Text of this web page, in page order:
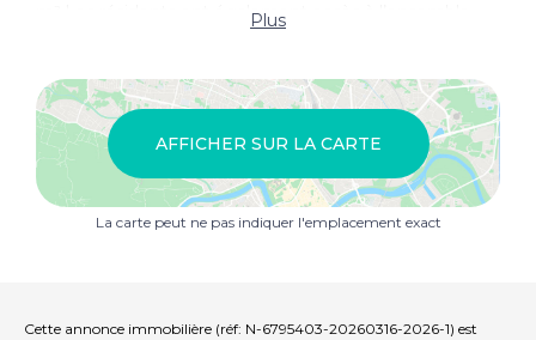
m².Les résidents ont également accès à l’ensemble
des infrastructures haut de gamme du Santa Rosalía
loisirs, espaces verts, club house, restaurants et sécurité
24h/24.Un choix idéal pour concilier usage personnel et
rentabilité locative, dans un environnement sécurisé et
recherché proche de la mer.
Plus
AFFICHER SUR LA CARTE
La carte peut ne pas indiquer l'emplacement exact
Cette annonce immobilière (réf: N-6795403-20260316-2026-1) est